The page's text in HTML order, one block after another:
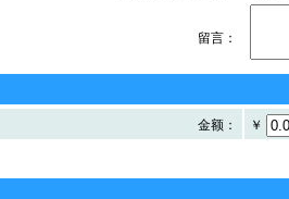
留言：
金额： ￥